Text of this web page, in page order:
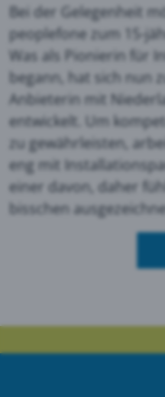
Bei der Gelegenheit
peoplefone zum 15-
Was als Pionierin für
begann, hat sich nun
Anbieterin mit
entwickelt. Um
zu gewährleisten,
eng mit
einer davon, daher
bisschen